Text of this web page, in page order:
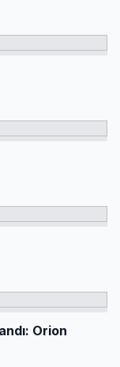
Orion